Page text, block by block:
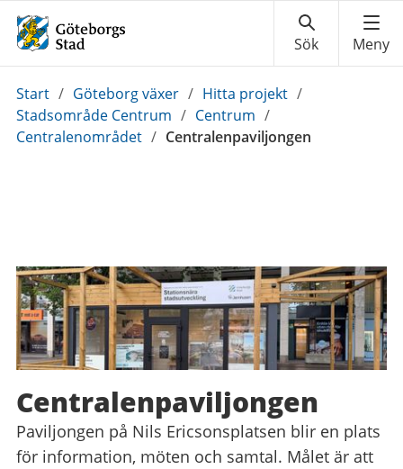
Du
är
här:
Start / Göteborg växer / Hitta projekt /
Stadsområde Centrum / Centrum /
Centralenområdet / Centralenpaviljongen
Centralenpaviljongen
Paviljongen på Nils Ericsonsplatsen blir en plats
för information, möten och samtal. Målet är att